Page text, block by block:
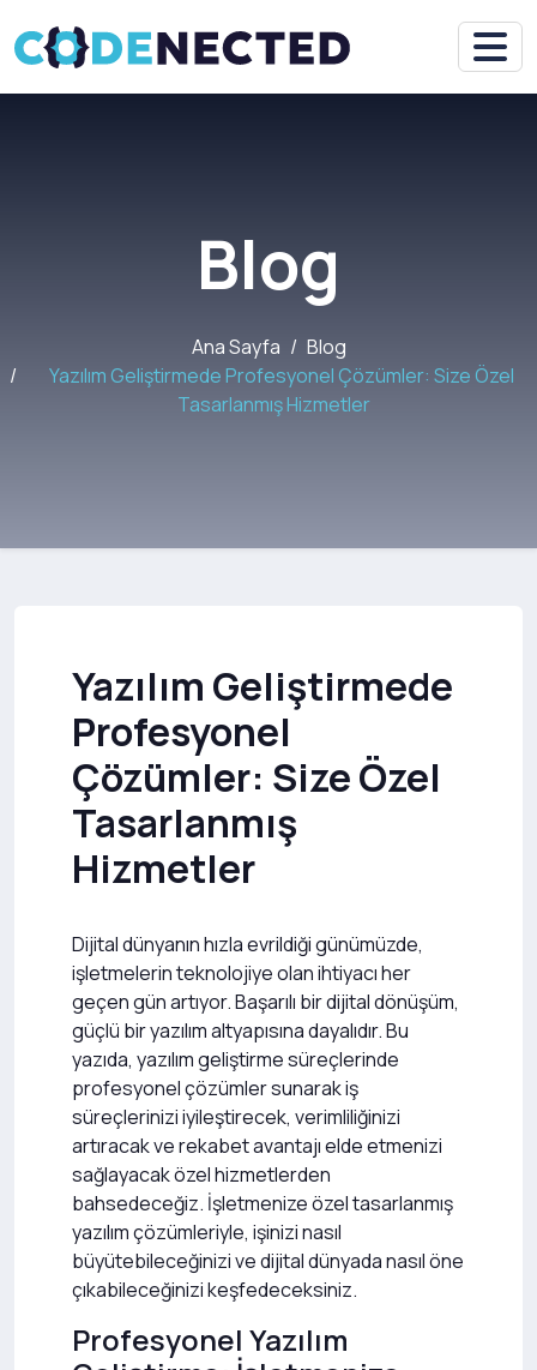
Blog
Ana Sayfa
Blog
Yazılım Geliştirmede Profesyonel Çözümler: Size Özel
Tasarlanmış Hizmetler
Yazılım Geliştirmede
Profesyonel
Çözümler: Size Özel
Tasarlanmış
Hizmetler
Dijital dünyanın hızla evrildiği günümüzde,
işletmelerin teknolojiye olan ihtiyacı her
geçen gün artıyor. Başarılı bir dijital dönüşüm,
güçlü bir yazılım altyapısına dayalıdır. Bu
yazıda, yazılım geliştirme süreçlerinde
profesyonel çözümler sunarak iş
süreçlerinizi iyileştirecek, verimliliğinizi
artıracak ve rekabet avantajı elde etmenizi
sağlayacak özel hizmetlerden
bahsedeceğiz. İşletmenize özel tasarlanmış
yazılım çözümleriyle, işinizi nasıl
büyütebileceğinizi ve dijital dünyada nasıl öne
çıkabileceğinizi keşfedeceksiniz.
Profesyonel Yazılım